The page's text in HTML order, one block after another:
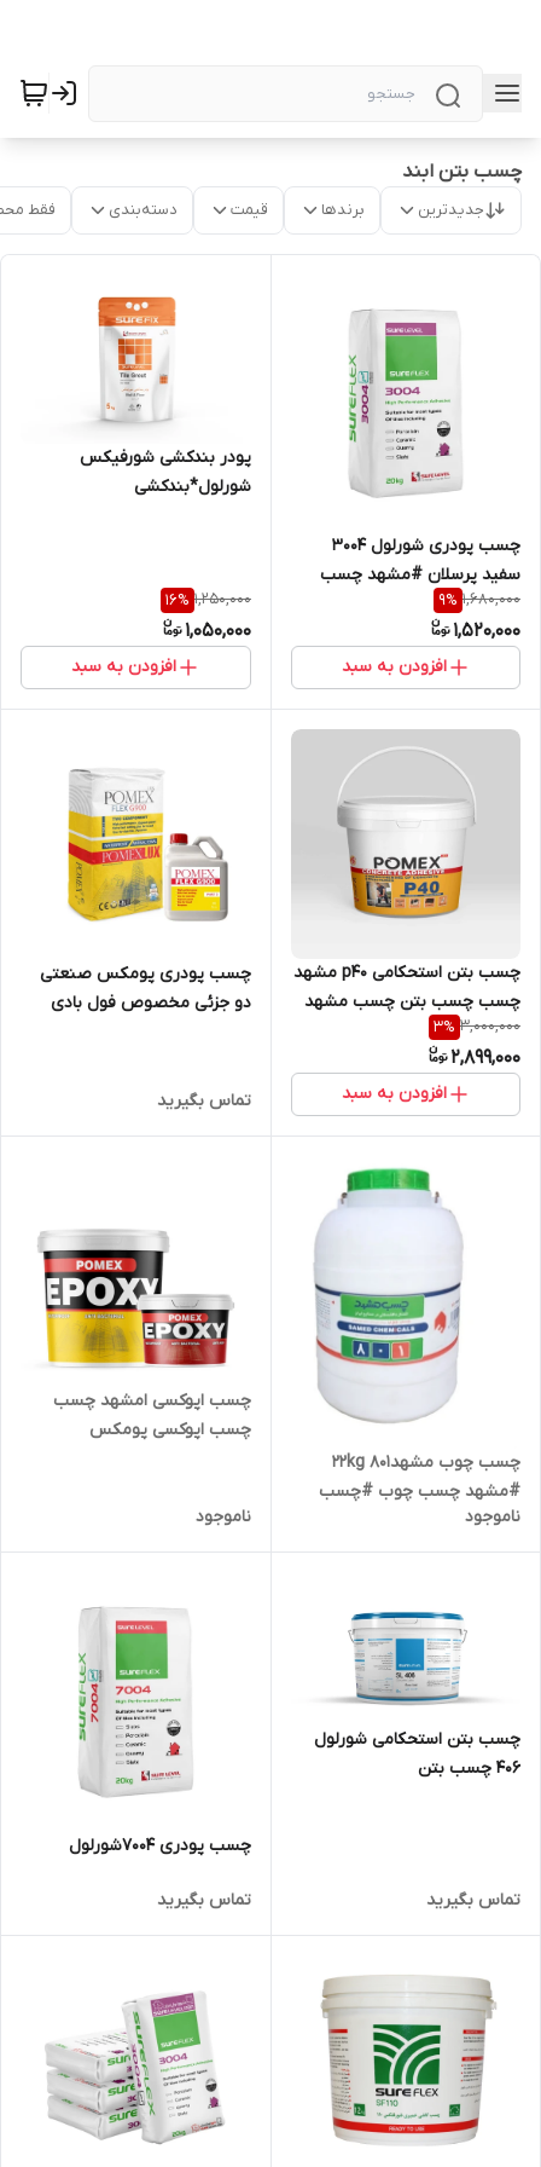
چسب بتن ابند
جدیدترین برندها قیمت دسته‌بندی فقط
چسب پودری شورلول 3004
سفید پرسلان #مشهد چسب
1,680,000
9%
1,520,000
افزودن به سبد
پودر بندکشی شورفیکس
شورلول*بندکشی
1,250,000
16%
1,050,000
افزودن به سبد
چسب بتن استحکامی p40 مشهد
چسب چسب بتن چسب مشهد
3,000,000
3%
2,899,000
افزودن به سبد
چسب پودری پومکس صنعتی
دو جزئی مخصوص فول بادی
تماس بگیرید
چسب چوب مشهد22kg 801
#مشهد چسب چوب #چسب
مشهد
ناموجود
چسب اپوکسی امشهد چسب
چسب اپوکسی پومکس
ناموجود
چسب بتن استحکامی شورلول
406 چسب بتن
تماس بگیرید
چسب پودری 7004شورلول
تماس بگیرید